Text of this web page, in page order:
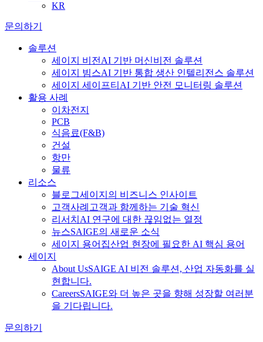
KR
문의하기
솔루션
세이지 비전 AI 기반 머신비전 솔루션
세이지 빔스AI 기반 통합 생산 인텔리전스 솔루션
세이지 세이프티 AI 기반 안전 모니터링 솔루션
활용 사례
이차전지
PCB
식음료(F&B)
건설
항만
물류
리소스
블로그세이지의 비즈니스 인사이트
고객사례 고객과 함께하는 기술 혁신
리서치 AI 연구에 대한 끊임없는 열정
뉴스SAIGE의 새로운 소식
세이지 용어집산업 현장에 필요한 AI 핵심 용어
세이지
About UsSAIGE AI 비전 솔루션, 산업 자동화를 실
현합니다.
CareersSAIGE와 더 높은 곳을 향해 성장할 여러분
을 기다립니다.
문의하기